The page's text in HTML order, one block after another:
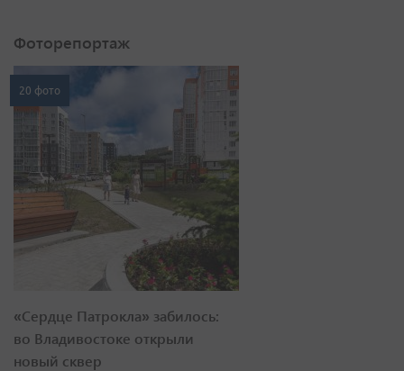
Фоторепортаж
20 фото
«Сердце Патрокла» забилось:
во Владивостоке открыли
новый сквер